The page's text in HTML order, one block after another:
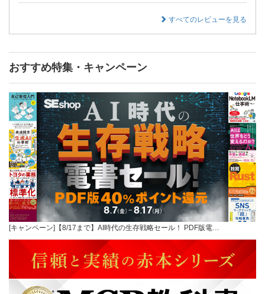
すべてのレビューを見る
おすすめ特集・キャンペーン
[キャンペーン]【8/17まで】AI時代の生存戦略セール！ PDF版電…